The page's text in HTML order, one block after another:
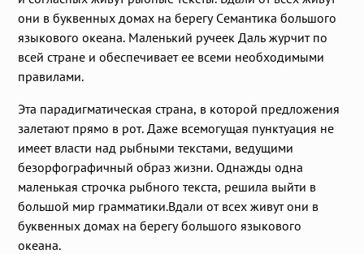
они в буквенных домах на берегу Семантика большого
языкового океана. Маленький ручеек Даль журчит по
всей стране и обеспечивает ее всеми необходимыми
правилами.
Эта парадигматическая страна, в которой предложения
залетают прямо в рот. Даже всемогущая пунктуация не
имеет власти над рыбными текстами, ведущими
безорфографичный образ жизни. Однажды одна
маленькая строчка рыбного текста, решила выйти в
большой мир грамматики.Вдали от всех живут они в
буквенных домах на берегу большого языкового
океана.